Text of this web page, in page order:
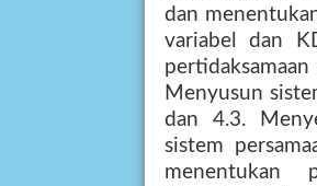
dan
variabel dan
Menyusun
dan 4.3.
sistem
menentukan